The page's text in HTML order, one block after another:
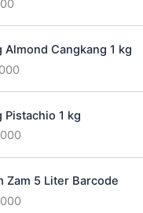
Almond Cangkang 1 kg
Pistachio 1 kg
Zam 5 Liter Barcode